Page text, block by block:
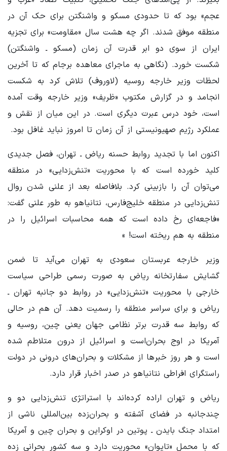
عجم» بود که تا حدودی مسکو و واشنگتن برای حک آن در
منطقه موفق شدند. اگر چه هشت سال «مقاومت» برای تجزیه
ایران از سوی دو ابر قدرت آن زمان (مسکو ـ واشنگتن)
شکست خورد. (نگاهی به ماجرای معاهده برجام که تا آخرین
لحظات وزیر خارجه روسیه (لاوروف) تلاش کرد به شکست
انجامد و در گزارش مکتوب «ظریف» وزیر خارجه وقت آمده
است، خود درس عبرت دیگری است. در این میان از نقش و
عملکرد رژیم صهیونیستی از آن زمان تا امروز نباید غافل بود.
اکنون اما با تجدید روابط حسنه ریاض ـ تهران، فصل جدیدی
کلید خورده است که با محوریت «تنش‌زدایی» در منطقه
می‌توان آن را بازبینی کرد. بلافاصله بعد از علنی شدن روال
تنش‌زدایی در منطقه خلیج‌فارس، نتانیاهو به طور علنی گفت:
«فاجعه‌ای رخ داده است که همه محاسبات اسرائیل را در
منطقه به هم ریخته است! »
وزیر خارجه عربستان سعودی به تهران می‌آید تا ضمن
گشایش سفارتخانه ریاض به صورت رسمی طراحی سیاست
خارجی با محوریت «تنش‌زدایی» در روابط دو جانبه تهران ـ
ریاض و برای سراسر منطقه را رسمیت دهد. آن هم در حالی
که روابط سه قدرت برتر نظامی جهان یعنی چین، روسیه و
آمریکا در اوج بحران‌است و اسرائیل از درون متلاطم شده
است و هر روز خبرها از مشکلات و بحران‌های درونی در دولت
راستگرای افراطی نتانیاهو در صدر اخبار قرار دارد.
ریاض و تهران اراده کرده‌اند با استراتژی تنش‌زدایی دو و
چندجانبه در فضای آشفته و بحران‌زده بین‌المللی ناشی از
امتداد جنگ بایدن ـ پوتین در اوکراین و بحران چین و آمریکا
که با محمل «تایوان» محوریت دارد و سه کشور بحرانی زده